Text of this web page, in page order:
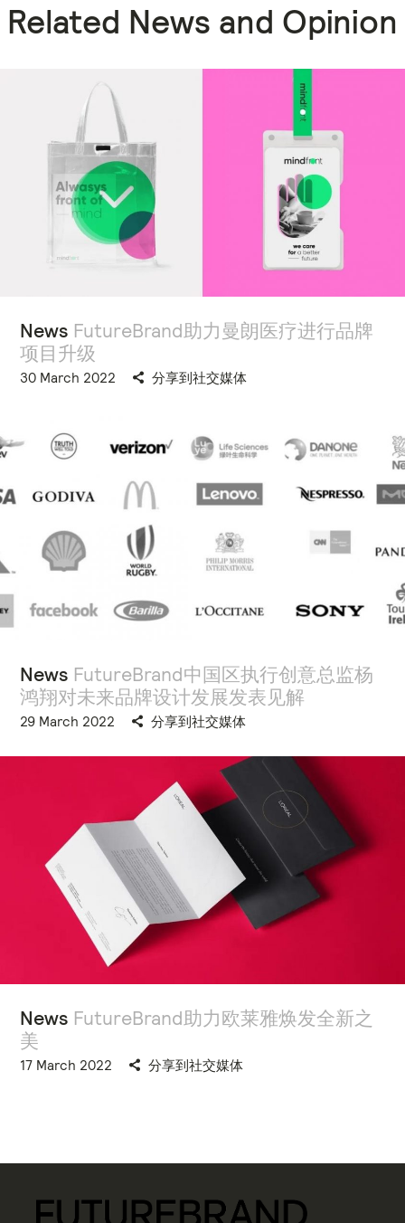
Related News and Opinion
News FutureBrand助力曼朗医疗进行品牌
项目升级
30 March 2022 分享到社交媒体
News FutureBrand中国区执行创意总监杨
鸿翔对未来品牌设计发展发表见解
29 March 2022 分享到社交媒体
News FutureBrand助力欧莱雅焕发全新之
美
17 March 2022 分享到社交媒体